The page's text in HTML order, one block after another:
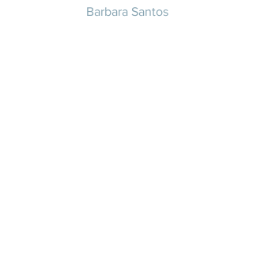
Barbara Santos